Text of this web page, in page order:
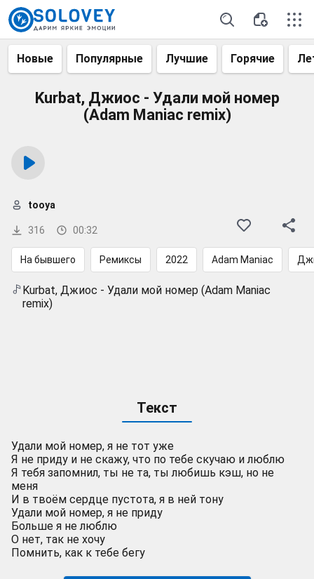
Новые Популярные Лучшие Горячие
Kurbat, Джиос - Удали мой номер
(Adam Maniac remix)
316 00:32
tooya
На бывшего Ремиксы 2022 Adam Maniac
Kurbat, Джиос - Удали мой номер (Adam Maniac
remix)
Текст
Удали мой номер, я не тот уже
Я не приду и не скажу, что по тебе скучаю и люблю
Я тебя запомнил, ты не та, ты любишь кэш, но не
меня
И в твоём сердце пустота, я в ней тону
Удали мой номер, я не приду
Больше я не люблю
О нет, так не хочу
Помнить, как к тебе бегу